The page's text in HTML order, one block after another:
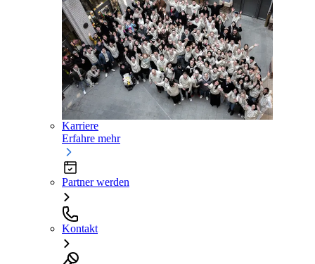
Karriere
Erfahre mehr
Partner werden
Kontakt